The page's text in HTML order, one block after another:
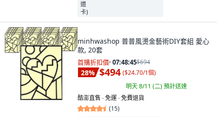
minhwashop 普普風燙金藝術DIY套組 愛心
款, 20套
首購折扣價· 07:48:44$694
28% $494 ($24.70/1個)
明天 8/11 (二)預計送達
酷澎直售 ∙ 免運 ∙ 免費退貨
(15)